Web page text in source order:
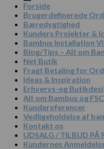
Forside
Brugerdefinerede
Bæredygtighed
Kunders Projekter &
Bambus Installation
Blog/Tips – Alt om
Net Butik
Fragt Betaling for
Ideas & Inspiration
Erhvervs-og
Alt om Bambus og
Kundereferencer
Vedligeholdelse af
Kontakt os
UDSALG / TILBUD PÅ
Kundernes